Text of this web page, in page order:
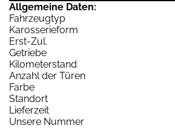
Allgemeine Daten:
Fahrzeugtyp
Karosserieform
Erst-Zul.
Getriebe
Kilometerstand
Anzahl der Türen
Farbe
Standort
Lieferzeit
Unsere Nummer